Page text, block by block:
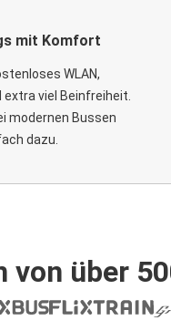
mit Komfort
WLAN,
viel Beinfreiheit.
modernen Bussen
dazu.
von über